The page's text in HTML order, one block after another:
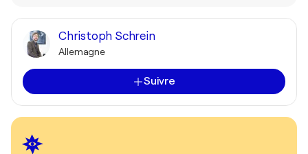
Christoph Schrein
Allemagne
Suivre